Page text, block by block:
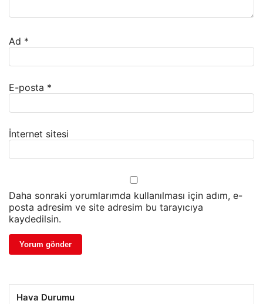
Ad *
E-posta *
İnternet sitesi
Daha sonraki yorumlarımda kullanılması için adım, e-
posta adresim ve site adresim bu tarayıcıya
kaydedilsin.
Hava Durumu